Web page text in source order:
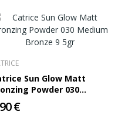
Sun Glow Matt
Powder 030
Bronze 9 5gr
€